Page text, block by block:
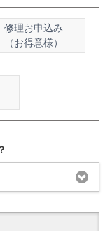
修理お申込み
（お得意様）